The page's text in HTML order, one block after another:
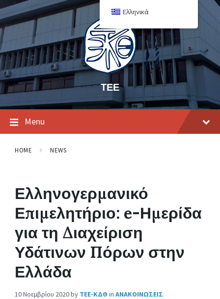
ΤΕΕ
Menu
HOME NEWS
Ελληνογερμανικό
Επιμελητήριο: e-Ημερίδα
για τη Διαχείριση
Υδάτινων Πόρων στην
Ελλάδα
10 Νοεμβρίου 2020by ΤΕΕ-ΚΔΘ in ΑΝΑΚΟΙΝΩΣΕΙΣ
Ελληνικά